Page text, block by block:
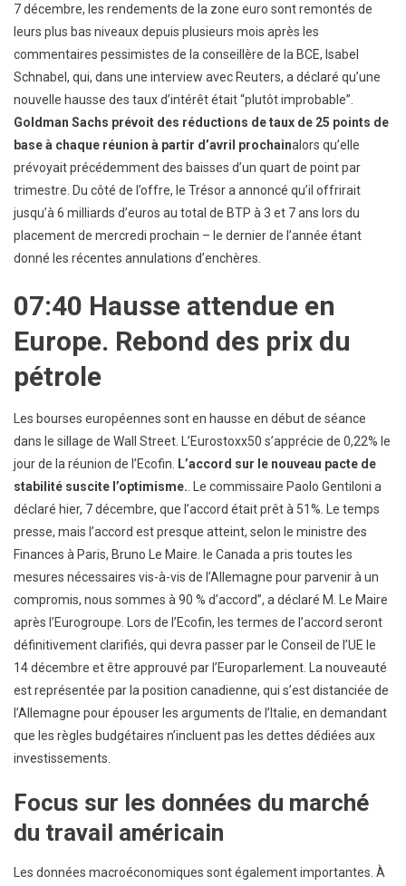
7 décembre, les rendements de la zone euro sont remontés de
leurs plus bas niveaux depuis plusieurs mois après les
commentaires pessimistes de la conseillère de la BCE, Isabel
Schnabel, qui, dans une interview avec Reuters, a déclaré qu’une
nouvelle hausse des taux d’intérêt était “plutôt improbable”.
Goldman Sachs prévoit des réductions de taux de 25 points de
base à chaque réunion à partir d’avril prochainalors qu’elle
prévoyait précédemment des baisses d’un quart de point par
trimestre. Du côté de l’offre, le Trésor a annoncé qu’il offrirait
jusqu’à 6 milliards d’euros au total de BTP à 3 et 7 ans lors du
placement de mercredi prochain – le dernier de l’année étant
donné les récentes annulations d’enchères.
07:40 Hausse attendue en
Europe. Rebond des prix du
pétrole
Les bourses européennes sont en hausse en début de séance
dans le sillage de Wall Street. L’Eurostoxx50 s’apprécie de 0,22% le
jour de la réunion de l’Ecofin.
L’accord sur le nouveau pacte de
stabilité suscite l’optimisme. . Le commissaire Paolo Gentiloni a
déclaré hier, 7 décembre, que l’accord était prêt à 51%. Le temps
presse, mais l’accord est presque atteint, selon le ministre des
Finances à Paris, Bruno Le Maire. le Canada a pris toutes les
mesures nécessaires vis-à-vis de l’Allemagne pour parvenir à un
compromis, nous sommes à 90 % d’accord”, a déclaré M. Le Maire
après l’Eurogroupe. Lors de l’Ecofin, les termes de l’accord seront
définitivement clarifiés, qui devra passer par le Conseil de l’UE le
14 décembre et être approuvé par l’Europarlement. La nouveauté
est représentée par la position canadienne, qui s’est distanciée de
l’Allemagne pour épouser les arguments de l’Italie, en demandant
que les règles budgétaires n’incluent pas les dettes dédiées aux
investissements.
Focus sur les données du marché
du travail américain
Les données macroéconomiques sont également importantes. À